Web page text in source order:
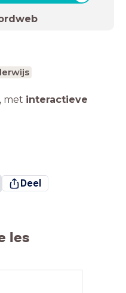
, met interactieve
Deel
les